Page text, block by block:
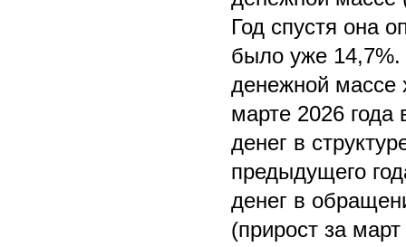
Год спустя она
было уже
денежной массе
марте 2026
денег в
предыдущего
денег в
(прирост за